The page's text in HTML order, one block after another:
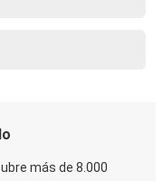
más de 8.000